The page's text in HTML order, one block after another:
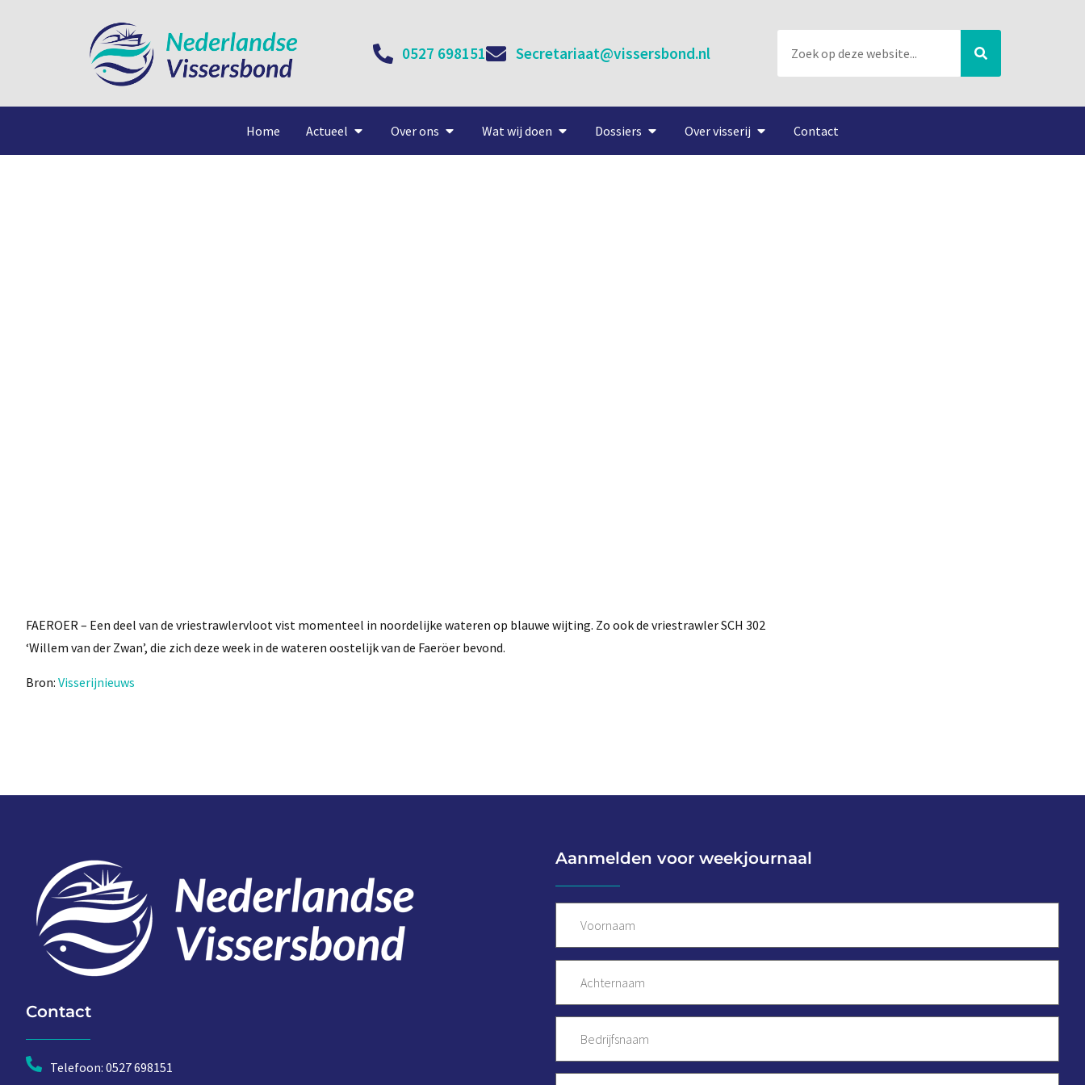
0527 698151 Secretariaat@vissersbond.nl
Home Actueel Over ons Wat wij doen Dossiers Over visserij Contact
FAEROER – Een deel van de vriestrawlervloot vist momenteel in noordelijke wateren op blauwe wijting. Zo ook de vriestrawler SCH 302
‘Willem van der Zwan’, die zich deze week in de wateren oostelijk van de Faeröer bevond.
Bron: Visserijnieuws
Contact
Telefoon: 0527 698151
Aanmelden voor weekjournaal